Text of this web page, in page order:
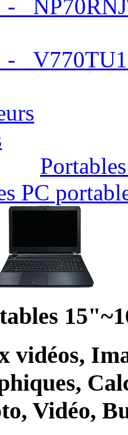
PC
vidéos,
Vidéo,